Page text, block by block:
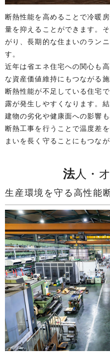
断熱性能を高めることで冷暖
量を抑えることができます。
がり、長期的な住まいのラン
す。
近年は省エネ住宅への関心も
な資産価値維持にもつながる
断熱性能が不足している住宅
露が発生しやすくなります。
建物の劣化や健康面への影響も
断熱工事を行うことで温度差
まいを長く守ることにもつなが
法人・
生産環境を守る高性能